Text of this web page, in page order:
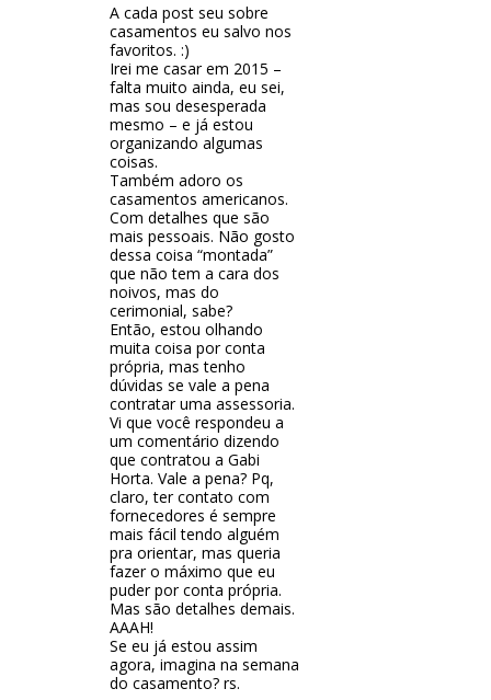
A cada post seu sobre
casamentos eu salvo nos
favoritos. :)
Irei me casar em 2015 –
falta muito ainda, eu sei,
mas sou desesperada
mesmo – e já estou
organizando algumas
coisas.
Também adoro os
casamentos americanos.
Com detalhes que são
mais pessoais. Não gosto
dessa coisa “montada”
que não tem a cara dos
noivos, mas do
cerimonial, sabe?
Então, estou olhando
muita coisa por conta
própria, mas tenho
dúvidas se vale a pena
contratar uma assessoria.
Vi que você respondeu a
um comentário dizendo
que contratou a Gabi
Horta. Vale a pena? Pq,
claro, ter contato com
fornecedores é sempre
mais fácil tendo alguém
pra orientar, mas queria
fazer o máximo que eu
puder por conta própria.
Mas são detalhes demais.
AAAH!
Se eu já estou assim
agora, imagina na semana
do casamento? rs.